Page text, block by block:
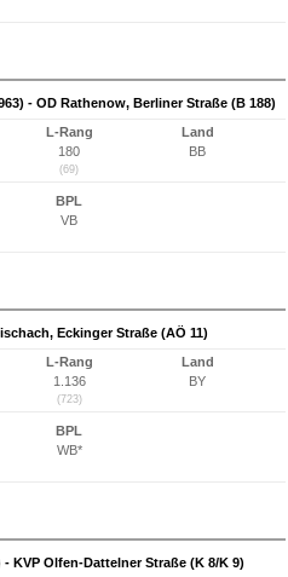
- OD Rathenow, Berliner Straße (B 188)
L-Rang
180
(69)
Land
BB
BPL
VB
Eckinger Straße (AÖ 11)
L-Rang
1.136
(723)
Land
BY
BPL
WB*
KVP Olfen-Dattelner Straße (K 8/K 9)